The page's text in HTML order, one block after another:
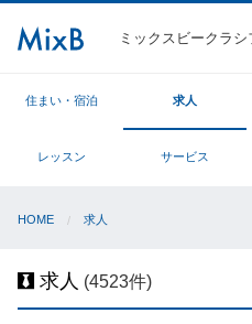
ミックスビークラシ
住まい・宿泊 求人
レッスン サービス
HOME 求人
求人 (4523件)